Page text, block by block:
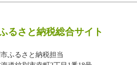
るさと納税総合サイト
ふるさと納税担当